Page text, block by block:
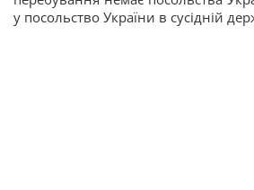
у посольство України в сусідній